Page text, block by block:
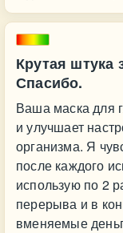
Крутая штука
Спасибо.
Ваша маска для
и улучшает
организма. Я
после каждого
использую по 2
перерыва и в
вменяемые